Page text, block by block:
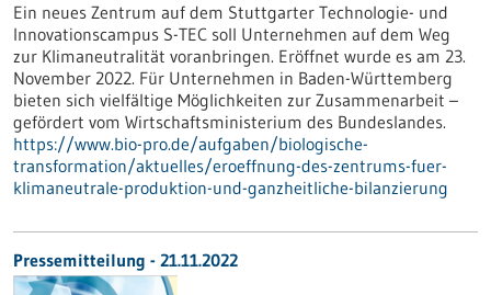
Ein neues Zentrum auf dem Stuttgarter Technologie- und
Innovationscampus S-TEC soll Unternehmen auf dem Weg
zur Klimaneutralität voranbringen. Eröffnet wurde es am 23.
November 2022. Für Unternehmen in Baden-Württemberg
bieten sich vielfältige Möglichkeiten zur Zusammenarbeit –
gefördert vom Wirtschaftsministerium des Bundeslandes.
https://www.bio-pro.de/aufgaben/biologische-
transformation/aktuelles/eroeffnung-des-zentrums-fuer-
klimaneutrale-produktion-und-ganzheitliche-bilanzierung
Pressemitteilung - 21.11.2022